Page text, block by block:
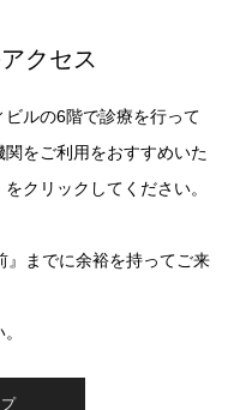
クセス
ルの6階で診療を行って
をご利用をおすすめいた
クリックしてください。
』までに余裕を持ってご来